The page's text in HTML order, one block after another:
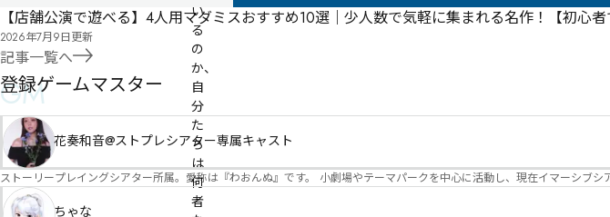
い
る
の
か、
自
分
た
ち
は
何
者
【店舗公演で遊べる】4人用マダミスおすすめ10選｜少人数で気軽に集まれる名作！【初心者
2026年7月9日更新
記事一覧へ
GM
登録ゲームマスター
花奏和音@ストプレシアター専属キャスト
ストーリープレイングシアター所属。愛称は『わおんぬ』です。 小劇場やテーマパークを中心に活動し、現在イマーシブシ
ちゃな